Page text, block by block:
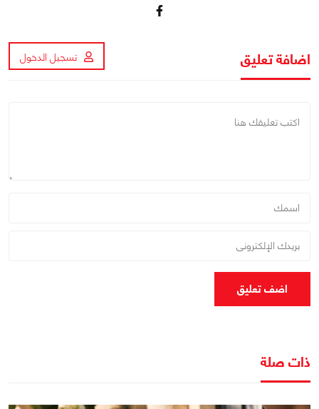
اضافة تعليق تسجيل الدخول
اضف تعليق
ذات صلة